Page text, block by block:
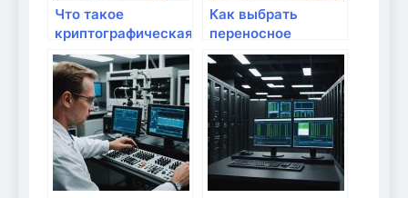
Что такое
криптографическая
защита и как ее
применять дома:
простое
руководство для
безопасного
интернета
Как выбрать
переносное
устройство для
интернета?